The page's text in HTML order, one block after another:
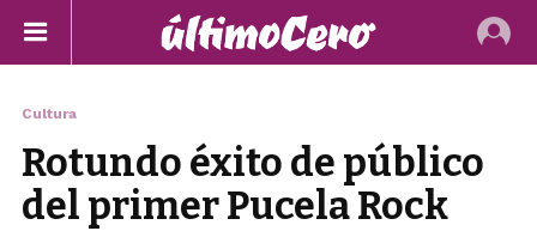
Cultura
Rotundo éxito de público
del primer Pucela Rock